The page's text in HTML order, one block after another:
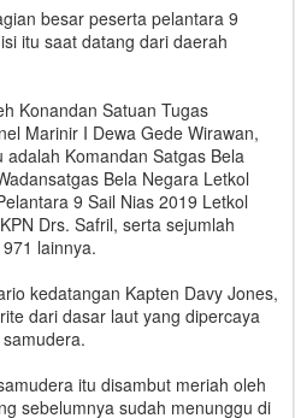
besar peserta pelantara 9
itu saat datang dari daerah
Konandan Satuan Tugas
Marinir I Dewa Gede Wirawan,
Komandan Satgas Bela
Bela Negara Letkol
9 Sail Nias 2019 Letkol
Drs. Safril, serta sejumlah
lainnya.
kedatangan Kapten Davy Jones,
dari dasar laut yang dipercaya
itu disambut meriah oleh
sebelumnya sudah menunggu di